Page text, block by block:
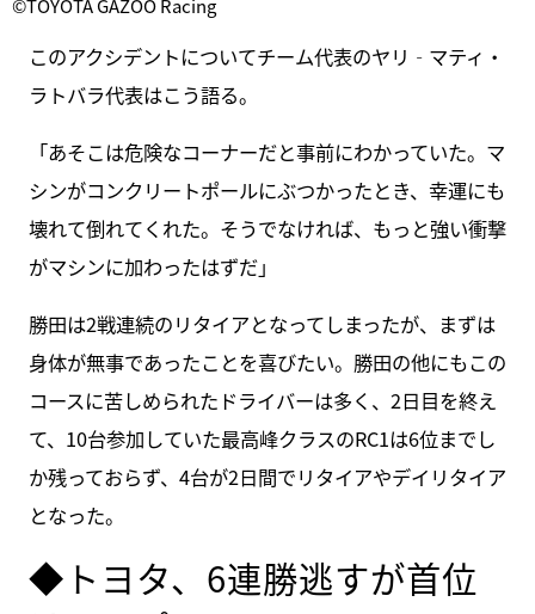
©TOYOTA GAZOO Racing
このアクシデントについてチーム代表のヤリ‐マティ・
ラトバラ代表はこう語る。
「あそこは危険なコーナーだと事前にわかっていた。マ
シンがコンクリートポールにぶつかったとき、幸運にも
壊れて倒れてくれた。そうでなければ、もっと強い衝撃
がマシンに加わったはずだ」
勝田は2戦連続のリタイアとなってしまったが、まずは
身体が無事であったことを喜びたい。勝田の他にもこの
コースに苦しめられたドライバーは多く、2日目を終え
て、10台参加していた最高峰クラスのRC1は6位までし
か残っておらず、4台が2日間でリタイアやデイリタイア
となった。
◆トヨタ、6連勝逃すが首位